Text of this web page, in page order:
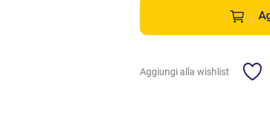
Aggiungi alla wishlist